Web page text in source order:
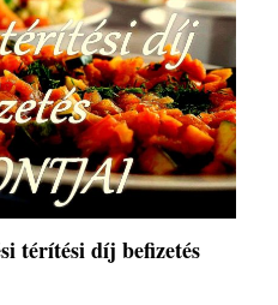
térítési díj befizetés